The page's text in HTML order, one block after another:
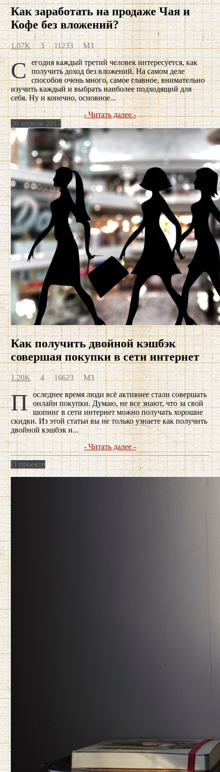
Как заработать на продаже Чая и
Кофе без вложений?
1.07K 3 11233МЗ
Сегодня каждый третий человек интересуется, как получить доход без вложений. На самом деле
способов очень много, самое главное, внимательно
изучить каждый и выбрать наиболее подходящий для
себя. Ну и конечно, основное...
- Читать далее -
26 апреля 2017
Как получить двойной кэшбэк
совершая покупки в сети интернет
1.20K 416623МЗ
Последнее время люди всё активнее стали совершать онлайн покупки. Думаю, не все знают, что за свой
шопинг в сети интернет можно получать хорошие
скидки. Из этой статьи вы не только узнаете как получить
двойной кэшбэк и...
- Читать далее -
О проекте